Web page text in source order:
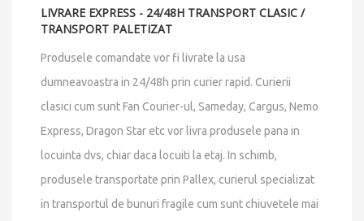
LIVRARE EXPRESS - 24/48H TRANSPORT CLASIC /
TRANSPORT PALETIZAT
Produsele comandate vor fi livrate la usa
dumneavoastra in 24/48h prin curier rapid. Curierii
clasici cum sunt Fan Courier-ul, Sameday, Cargus, Nemo
Express, Dragon Star etc vor livra produsele pana in
locuinta dvs, chiar daca locuiti la etaj. In schimb,
produsele transportate prin Pallex, curierul specializat
in transportul de bunuri fragile cum sunt chiuvetele mai